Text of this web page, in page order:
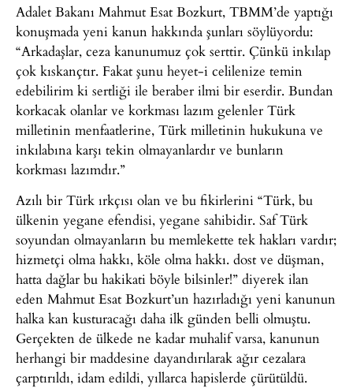
Adalet Bakanı Mahmut Esat Bozkurt, TBMM’de yaptığı
konuşmada yeni kanun hakkında şunları söylüyordu:
“Arkadaşlar, ceza kanunumuz çok serttir. Çünkü inkılap
çok kıskançtır. Fakat şunu heyet-i celilenize temin
edebilirim ki sertliği ile beraber ilmi bir eserdir. Bundan
korkacak olanlar ve korkması lazım gelenler Türk
milletinin menfaatlerine, Türk milletinin hukukuna ve
inkılabına karşı tekin olmayanlardır ve bunların
korkması lazımdır.”
Azılı bir Türk ırkçısı olan ve bu fikirlerini “Türk, bu
ülkenin yegane efendisi, yegane sahibidir. Saf Türk
soyundan olmayanların bu memlekette tek hakları vardır;
hizmetçi olma hakkı, köle olma hakkı. dost ve düşman,
hatta dağlar bu hakikati böyle bilsinler!” diyerek ilan
eden Mahmut Esat Bozkurt’un hazırladığı yeni kanunun
halka kan kusturacağı daha ilk günden belli olmuştu.
Gerçekten de ülkede ne kadar muhalif varsa, kanunun
herhangi bir maddesine dayandırılarak ağır cezalara
çarptırıldı, idam edildi, yıllarca hapislerde çürütüldü.